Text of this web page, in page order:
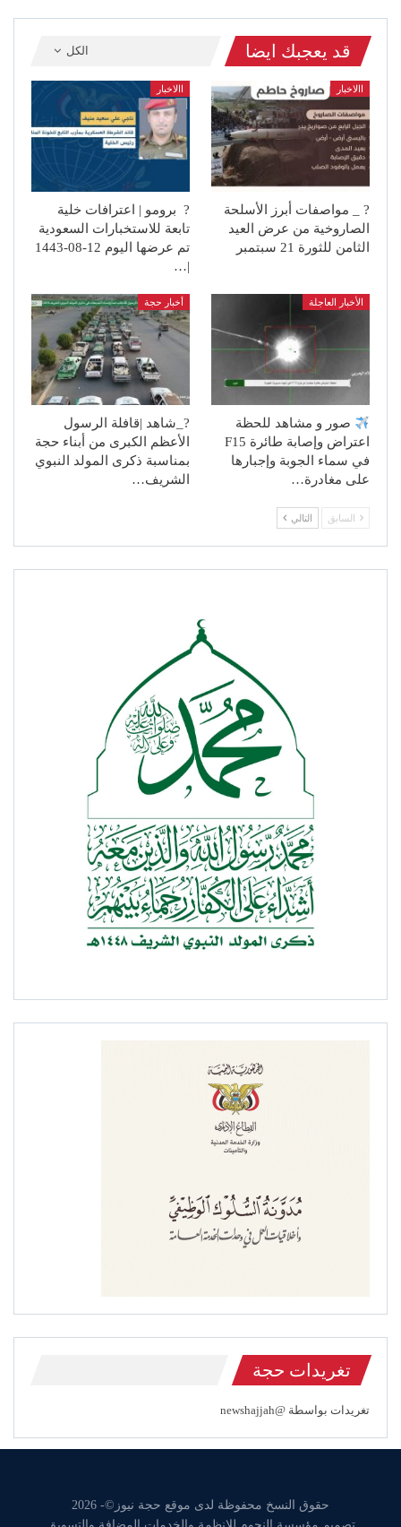
الكل قد يعجبك ايضا
االاخبار
? _ مواصفات أبرز الأسلحة
الصاروخية من عرض العيد
الثامن للثورة 21 سبتمبر
االاخبار
? برومو | اعترافات خلية
تابعة للاستخبارات السعودية
تم عرضها اليوم 12-08-1443
|…
الأخبار العاجلة
صور و مشاهد للحظة
اعتراض وإصابة طائرة F15
في سماء الجوبة وإجبارها
على مغادرة…
أخبار حجة
?_شاهد |قافلة الرسول
الأعظم الكبرى من أبناء حجة
بمناسبة ذكرى المولد النبوي
الشريف…
السابق التالي
تغريدات حجة
تغريدات بواسطة @newshajjah
حقوق النسخ محفوظة لدى موقع حجة نيوز©- 2026